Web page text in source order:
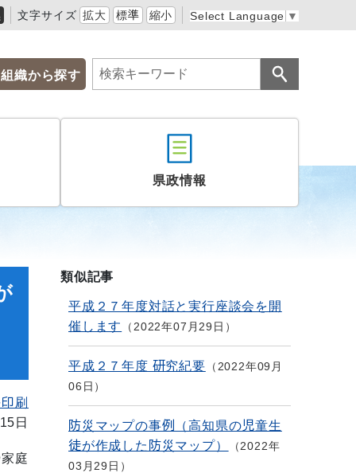
文字サイズ 拡大 標準 縮小 Select Language ▼
組織から探す
県政情報
刷
日
庭
類似記事
平成２７年度対話と実行座談会を開
催します
2022年07月29日
平成２７年度 研究紀要
2022年09月
06日
防災マップの事例（高知県の児童生
徒が作成した防災マップ）
2022年
03月29日